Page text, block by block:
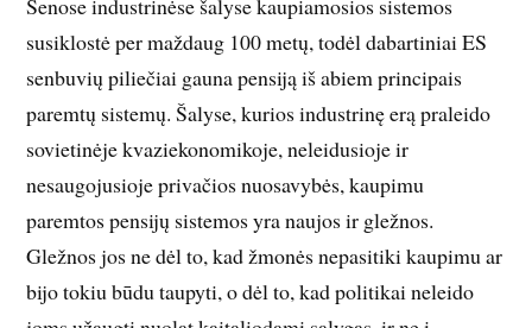
Senose industrinėse šalyse kaupiamosios sistemos
susiklostė per maždaug 100 metų, todėl dabartiniai ES
senbuvių piliečiai gauna pensiją iš abiem principais
paremtų sistemų. Šalyse, kurios industrinę erą praleido
sovietinėje kvaziekonomikoje, neleidusioje ir
nesaugojusioje privačios nuosavybės, kaupimu
paremtos pensijų sistemos yra naujos ir gležnos.
Gležnos jos ne dėl to, kad žmonės nepasitiki kaupimu ar
bijo tokiu būdu taupyti, o dėl to, kad politikai neleido